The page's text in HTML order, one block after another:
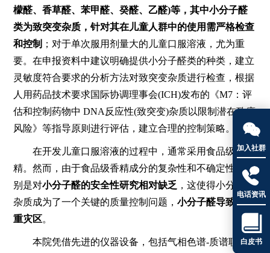

加入社群

电话资讯

白皮书
檬醛、香草醛、苯甲醛、癸醛、乙醛)等，其中小分子醛
类为致突变杂质，针对其在儿童人群中的使用需严格检查
和控制 ；对于单次服用剂量大的儿童口服溶液，尤为重
要。在申报资料中建议明确提供小分子醛类的种类，建立
灵敏度符合要求的分析方法对致突变杂质进行检查，根据
人用药品技术要求国际协调理事会(ICH)发布的《M7：评
估和控制药物中 DNA反应性(致突变)杂质以限制潜在致癌
风险》等指导原则进行评估，建立合理的控制策略。
在开发儿童口服溶液的过程中，通常采用食品级香
精。然而，由于食品级香精成分的复杂性和不确定性，特
别是对小分子醛的安全性研究相对缺乏 ，这使得小分子醛
杂质成为了一个关键的质量控制问题，小分子醛导致发补
重灾区。
本院凭借先进的仪器设备，包括气相色谱-质谱联用